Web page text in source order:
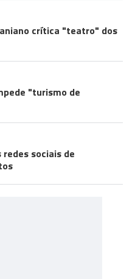
crítica "teatro" dos
"turismo de
sociais de